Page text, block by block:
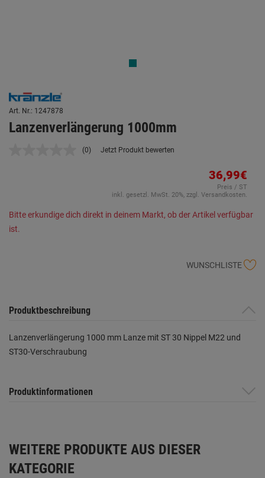
Art. Nr.: 1247878
Lanzenverlängerung 1000mm
Kein
derselben
(0) Jetzt Produkt bewerten
36,99€
Preis / ST
inkl. gesetzl. MwSt. 20%, zzgl. Versandkosten.
Bitte erkundige dich direkt in deinem Markt, ob der Artikel verfügbar
ist.
WUNSCHLISTE
Produktbeschreibung
Lanzenverlängerung 1000 mm Lanze mit ST 30 Nippel M22 und
ST30-Verschraubung
Produktinformationen
WEITERE PRODUKTE AUS DIESER
KATEGORIE